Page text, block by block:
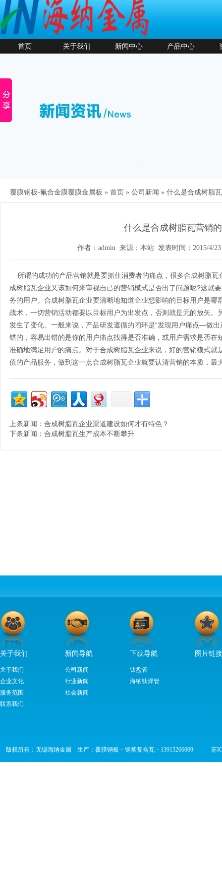
首页 关于我们 新闻中心 产品中心
覆膜钢板-氟合金膜覆膜金属板 » 首页 » 公司新闻 » 什么是合成树脂
什么是合成树脂瓦营销
作者：admin 来源：本站 发表时间：2015/4/
所谓的成功的产品营销就是要抓住消费者的痛点，很多合成树脂瓦
成树脂瓦企业又该如何来审视自己的营销模式是否出了问题呢?这就
务的用户。合成树脂瓦企业要清晰地知道企业想影响的目标用户是哪
战术，一切营销活动都要以目标用户为出发点，否则就是无的放矢。
发生了变化。一般来说，产品研发遵循的闭环是“发现用户痛点—做
错的，容易出错的是你的用户痛点找得是否准确，或用户需求是否在
准确地满足用户的痛点。对于合成树脂瓦企业来说，好的营销模式就
值的产品服务，做到这一点合成树脂瓦企业就要认清营销的本质，最
上条新闻： 合成树脂瓦企业渠道建设如何才有特色？
下条新闻： 合成树脂瓦生产成本不断攀升
关于我们
关于我们
企业文化
服务范围
联系我们
新闻导航
公司新闻
行业新闻
社会新闻
下载导航
钛盘管
海纳钛焊管
图片链接
版权所有：无锡海纳金属 生产：覆膜钢板－钢塑复合瓦－13915266009 苏